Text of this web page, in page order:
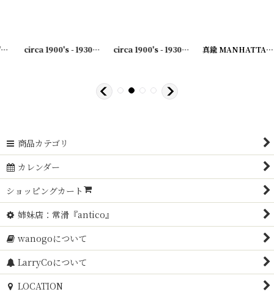
09 [231007-22]
circa 1900's - 1930's Advertising Clip WM.J.BLAICH...アドバタイジング クリップ circa 1900's - 1930's Advertising Clip BELNAP... 真鍮 MANHATTAN アンティーククリップ
商品カテゴリ
カレンダー
ショッピングカート
姉妹店：常滑『antico』
wanogoについて
LarryCoについて
LOCATION